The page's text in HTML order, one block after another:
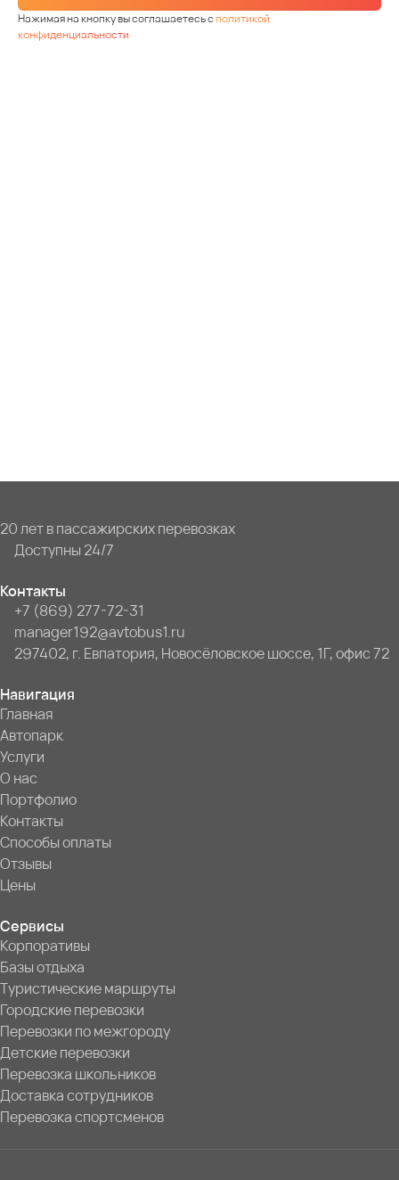
Нажимая на кнопку вы соглашаетесь сполитикой
конфиденциальности
20 лет в пассажирских перевозках
Доступны 24/7
Контакты
+7 (869) 277-72-31
manager192@avtobus1.ru
297402, г. Евпатория, Новосёловское шоссе, 1Г, офис 72
Навигация
Главная
Автопарк
Услуги
О нас
Портфолио
Контакты
Способы оплаты
Отзывы
Цены
Сервисы
Корпоративы
Базы отдыха
Туристические маршруты
Городские перевозки
Перевозки по межгороду
Детские перевозки
Перевозка школьников
Доставка сотрудников
Перевозка спортсменов